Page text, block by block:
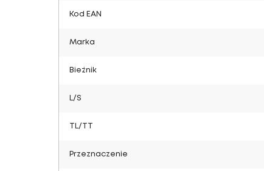
Kod EAN
Marka
Bieżnik
L/S
TL/TT
Przeznaczenie